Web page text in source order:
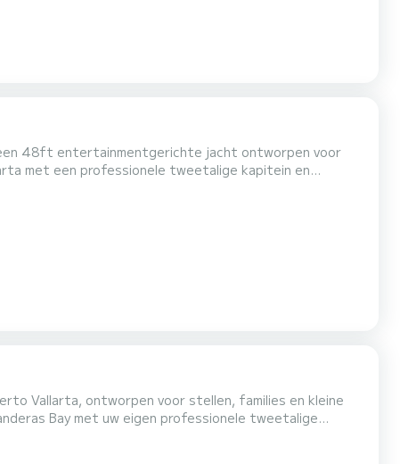
een 48ft entertainmentgerichte jacht ontworpen voor
heldere water, of geniet van paddleboarden, kajakken
Vallarta, ontworpen voor stellen, families en kleine
Bay met uw eigen professionele tweetalige
te suppen of relax op het drijvende matras terwijl...